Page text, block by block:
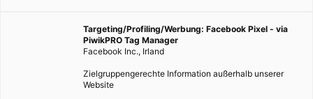
Targeting/Profiling/Werbung: Facebook Pixel - via
PiwikPRO Tag Manager
Facebook Inc., Irland
Zielgruppengerechte Information außerhalb unserer
Website